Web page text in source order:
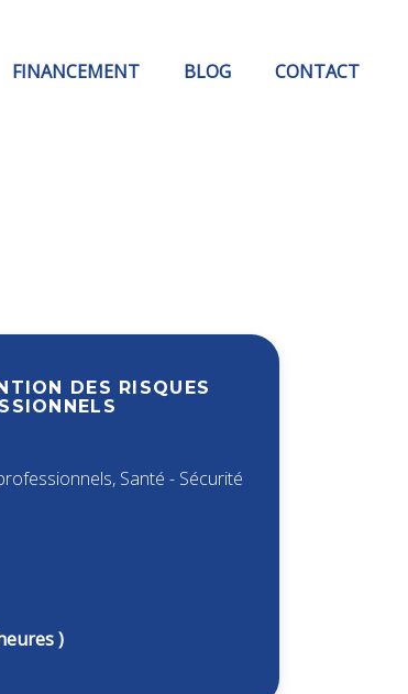
FINANCEMENT BLOG CONTACT
DES RISQUES
, Santé - Sécurité
)